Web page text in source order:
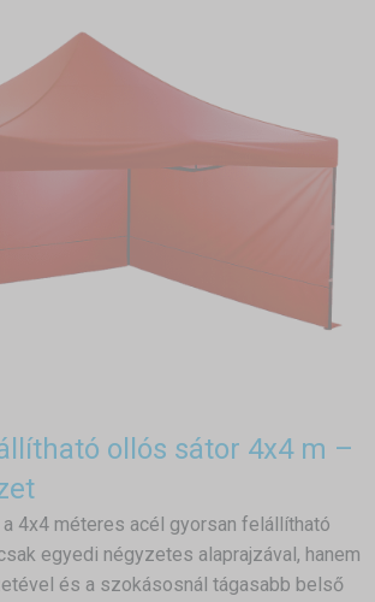
ollós sátor 4x4 m –
a 4x4 méteres acél gyorsan felállítható
egyedi négyzetes alaprajzával, hanem
és a szokásosnál tágasabb belső